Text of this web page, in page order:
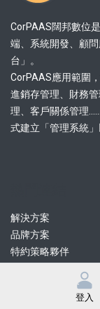
CorPAAS闊邦數位
端、系統開發、顧
台」。
CorPAAS應用範圍
進銷存管理、財務
理、客戶關係管理
式建立「管理系統」
解決方案
品牌方案
特約策略夥伴
登入